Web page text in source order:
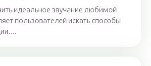
идеальное звучание любимой
пользователей искать способы